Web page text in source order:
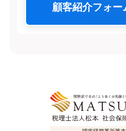
顧客紹介フォー